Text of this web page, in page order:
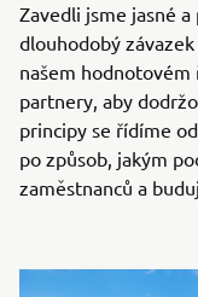
Zavedli jsme jasné
dlouhodobý
našem hodnotovém
partnery, aby
principy se řídíme
po způsob, jakým
zaměstnanců a